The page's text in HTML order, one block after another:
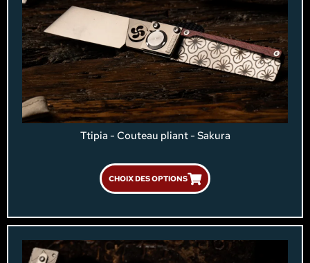
Ttipia - Couteau pliant - Sakura
CHOIX DES OPTIONS